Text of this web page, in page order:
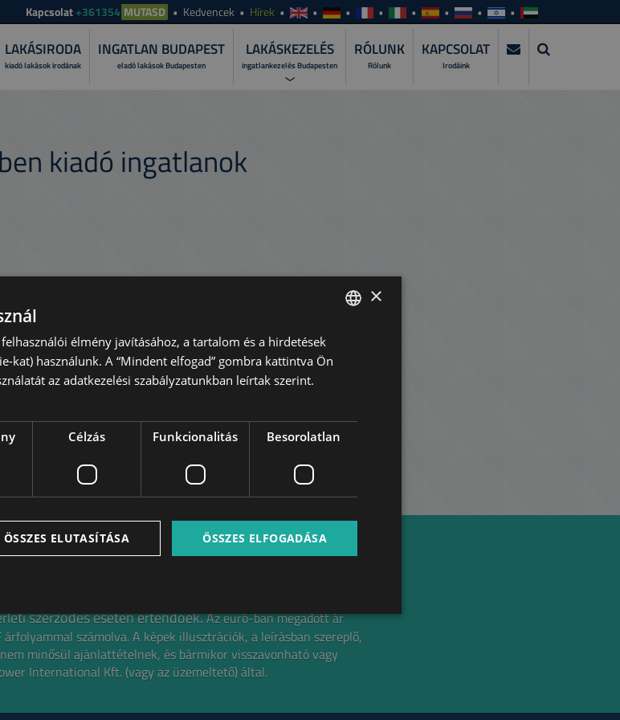
Kapcsolat+361354 MUTASD Kedvencek Hírek
LAKÁSIRODA
kiadó lakások irodának
INGATLAN BUDAPEST
eladó lakások Budapesten
LAKÁSKEZELÉS
ingatlankezelés Budapesten
RÓLUNK
Rólunk
KAPCSOLAT
Irodáink
kiadó ingatlanok
TOVÁBBIAK A KERÜLETBEN
szerződés esetén értendőek.Az euró-ban megadott ár
számolva.A képek illusztrációk, a leírásban szereplő,
minősül ajánlattételnek, és bármikor visszavonható vagy
International Kft. (vagy az üzemeltető) által.
ENGLISH
HUNGARIAN
FRENCH
×
élmény javításához, a tartalom és a hirdetések
kat) használunk. A “Mindent elfogad” gombra kattintva Ön
az adatkezelési szabályzatunkban leírtak szerint.
Célzás Funkcionalitás Besorolatlan
ÖSSZES ELFOGADÁSA
ÖSSZES ELUTASÍTÁSA